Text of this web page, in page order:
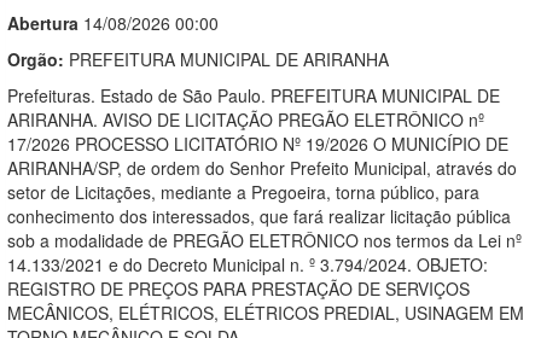
Abertura 14/08/2026 00:00
Orgão: PREFEITURA MUNICIPAL DE ARIRANHA
Prefeituras. Estado de São Paulo. PREFEITURA MUNICIPAL DE
ARIRANHA. AVISO DE LICITAÇÃO PREGÃO ELETRÔNICO nº
17/2026 PROCESSO LICITATÓRIO Nº 19/2026 O MUNICÍPIO DE
ARIRANHA/SP, de ordem do Senhor Prefeito Municipal, através do
setor de Licitações, mediante a Pregoeira, torna público, para
conhecimento dos interessados, que fará realizar licitação pública
sob a modalidade de PREGÃO ELETRÔNICO nos termos da Lei nº
14.133/2021 e do Decreto Municipal n. º 3.794/2024. OBJETO:
REGISTRO DE PREÇOS PARA PRESTAÇÃO DE SERVIÇOS
MECÂNICOS, ELÉTRICOS, ELÉTRICOS PREDIAL, USINAGEM EM